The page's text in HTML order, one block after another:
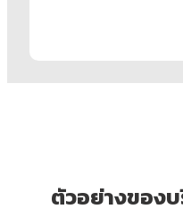
ตัวอย่างของ